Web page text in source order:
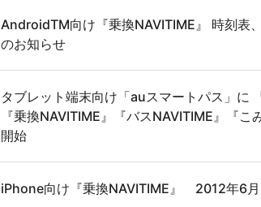
AndroidTM向け『乗換NAVITIME』 時刻表
のお知らせ
タブレット端末向け「auスマートパス」に
『乗換NAVITIME』『バスNAVITIME』『
開始
iPhone向け『乗換NAVITIME』 2012年6